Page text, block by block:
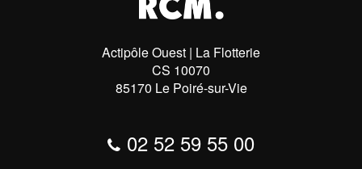
Actipôle Ouest | La Flotterie
CS 10070
85170 Le Poiré-sur-Vie
02 52 59 55 00